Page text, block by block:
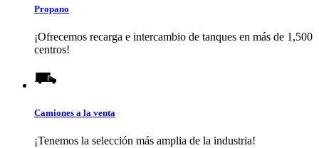
Propano
¡Ofrecemos recarga e intercambio de tanques en más de 1,500
centros!
Camiones a la venta
¡Tenemos la selección más amplia de la industria!